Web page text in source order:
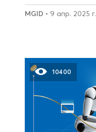
MGID • 9 апр. 2025 г.
10400